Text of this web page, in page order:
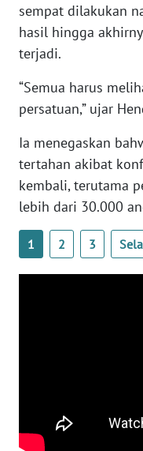
sempat dilakukan
hasil hingga
terjadi.
“Semua harus
persatuan,” ujar
Ia menegaskan
tertahan akibat
kembali, terutama
lebih dari 30.000
1 2 3
WN
SULTENG
SULBAR
BABEL
WN
SUMBAR
WN
JATENG